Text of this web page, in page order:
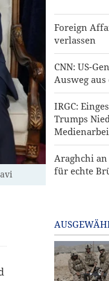
Foreign
verlassen
CNN: US-
Ausweg
IRGC:
Trumps
Araghchi an
für echte